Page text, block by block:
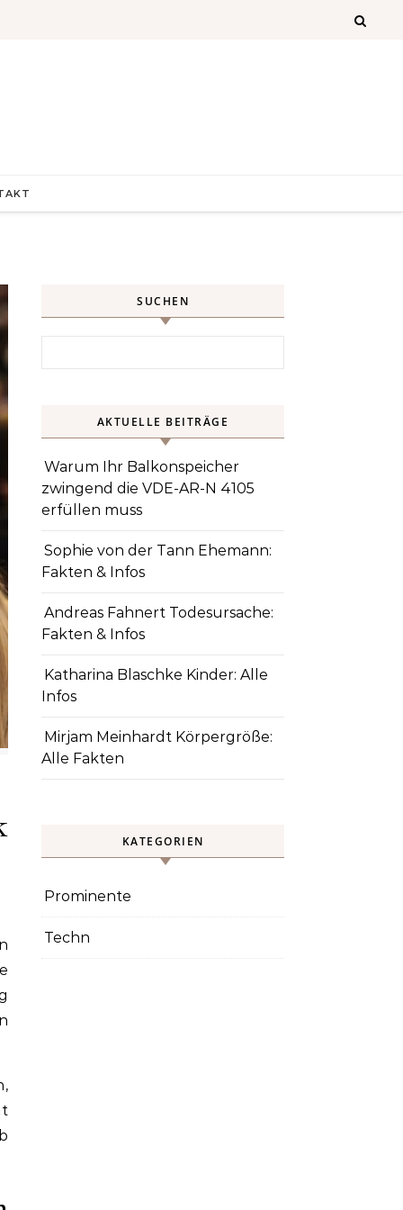
SUCHEN
AKTUELLE BEITRÄGE
Warum Ihr Balkonspeicher
zwingend die VDE-AR-N 4105
erfüllen muss
Sophie von der Tann Ehemann:
Fakten & Infos
Andreas Fahnert Todesursache:
Fakten & Infos
Katharina Blaschke Kinder: Alle
Infos
Mirjam Meinhardt Körpergröße:
Alle Fakten
KATEGORIEN
Prominente
Techn